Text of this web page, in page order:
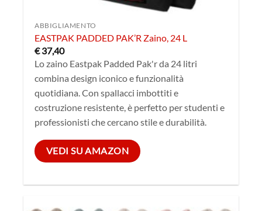
ABBIGLIAMENTO
EASTPAK PADDED PAK’R Zaino, 24 L
€37,40
Lo zaino Eastpak Padded Pak'r da 24 litri
combina design iconico e funzionalità
quotidiana. Con spallacci imbottiti e
costruzione resistente, è perfetto per studenti e
professionisti che cercano stile e durabilità.
VEDI SU AMAZON